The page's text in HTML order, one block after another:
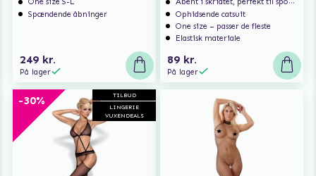
Spændende åbninger
249 kr.
På lager
Ophidsende catsuit
One size – passer de fleste
Elastisk materiale
89 kr.
På lager
TILBUD
LINGERIE
VUXENDEALS
-30%